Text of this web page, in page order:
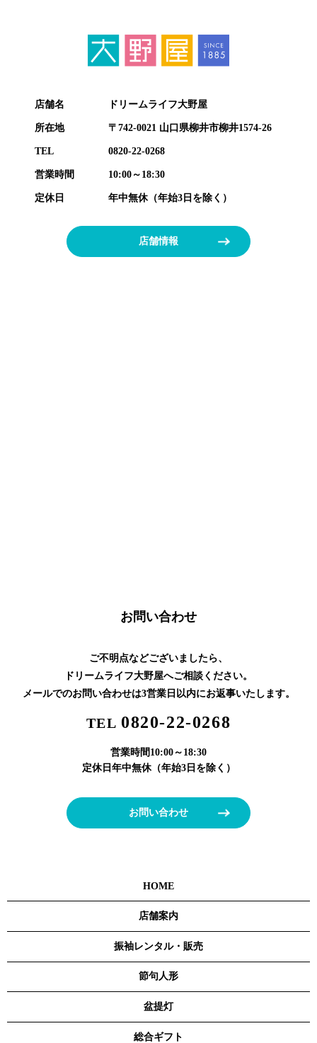
店舗名 ドリームライフ大野屋
所在地 〒742-0021 山口県柳井市柳井1574-26
TEL 0820-22-0268
営業時間 10:00～18:30
定休日 年中無休（年始3日を除く）
店舗情報
お問い合わせ
ご不明点などございましたら、
ドリームライフ大野屋へご相談ください。
メールでのお問い合わせは3営業日以内にお返事いたします。
TEL 0820-22-0268
営業時間 10:00～18:30
定休日 年中無休（年始3日を除く）
お問い合わせ
HOME
店舗案内
振袖レンタル・販売
節句人形
盆提灯
総合ギフト